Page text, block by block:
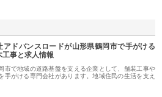
アドバンスロードが山形県鶴岡市で手がける
工事と求人情報
市で地域の道路基盤を支える企業として、舗装工事や
手がける専門会社があります。地域住民の生活を支え